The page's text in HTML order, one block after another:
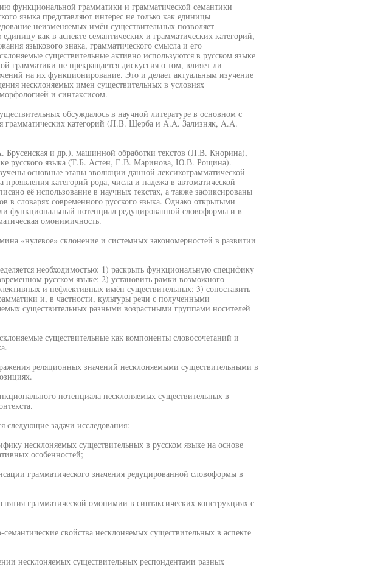
функциональной грамматики и грамматической семантики
языка представляют интерес не только как единицы
неизменяемых имён существительных позволяет
как в аспекте семантических и грамматических категорий,
языкового знака, грамматического смысла и его
существительные активно используются в русском языке
грамматики не прекращается дискуссия о том, влияет ли
на их функционирование. Это и делает актуальным изучение
несклоняемых имен существительных в условиях
и синтаксисом.
обсуждалось в научной литературе в основном с
грамматических категорий (JI.B. Щерба и A.A. Зализняк, A.A.
и др.), машинной обработки текстов (JI.B. Кнорина),
русского языка (Т.Б. Астен, Е.В. Маринова, Ю.В. Рощина).
основные этапы эволюции данной лексикограмматической
категорий рода, числа и падежа в автоматической
её использование в научных текстах, а также зафиксированы
в словарях современного русского языка. Однако открытыми
функциональный потенциал редуцированной словоформы и в
омонимичность.
«нулевое» склонение и системных закономерностей в развитии
необходимостью: 1) раскрыть функциональную специфику
русском языке; 2) установить рамки возможного
и нефлективных имён существительных; 3) сопоставить
и, в частности, культуры речи с полученными
существительных разными возрастными группами носителей
существительные как компоненты словосочетаний и
реляционных значений несклоняемыми существительными в
потенциала несклоняемых существительных в
следующие задачи исследования:
несклоняемых существительных в русском языке на основе
особенностей;
грамматического значения редуцированной словоформы в
грамматической омонимии в синтаксических конструкциях с
свойства несклоняемых существительных в аспекте
несклоняемых существительных респондентами разных